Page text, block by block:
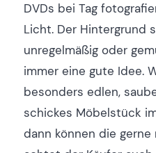
DVDs bei Tag
Licht. Der Hintergrund
unregelmäßig oder
immer eine gute Idee.
besonders edlen,
schickes Möbelstück
dann können die